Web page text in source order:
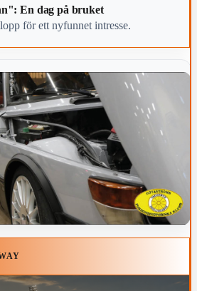
En dag på bruket
för ett nyfunnet intresse.